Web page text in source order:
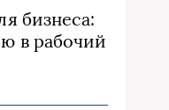
бизнеса:
в рабочий